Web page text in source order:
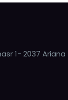
1- 2037 Ariana